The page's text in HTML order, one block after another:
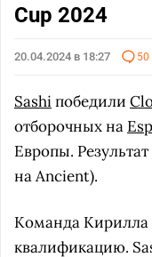
Cup 2024
20.04.2024 в 18:27 50
Sashiпобедили
отборочных на
Европы.
на Ancient).
Команда Кирилла
квалификацию.